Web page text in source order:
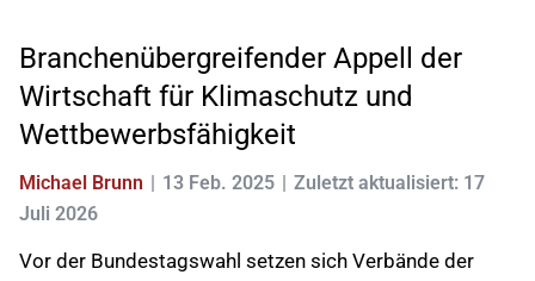
Branchenübergreifender Appell der
Wirtschaft für Klimaschutz und
Wettbewerbsfähigkeit
Michael Brunn 13 Feb. 2025
Zuletzt aktualisiert: 17
Juli 2026
Vor der Bundestagswahl setzen sich Verbände der